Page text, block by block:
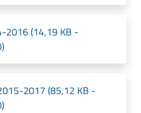
2016 (14,19 KB -
2017 (85,12 KB -